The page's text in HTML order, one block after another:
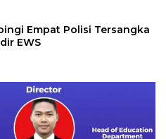
Empat Polisi Tersangka
EWS